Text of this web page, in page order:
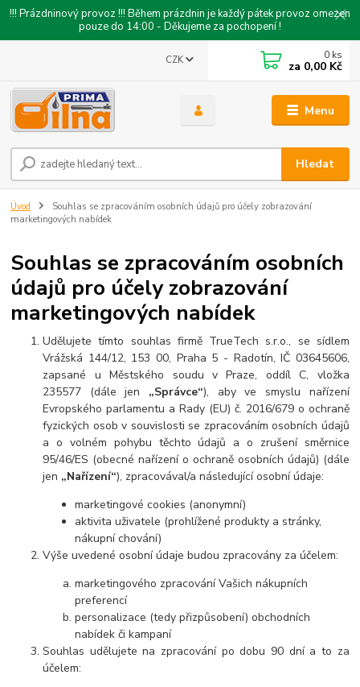
!!! Prázdninový provoz !!! Během prázdnin je každý pátek provoz omezen
pouze do 14:00 - Děkujeme za pochopení !
Menu
CZK
Hledat
0 ks
za 0,00 Kč
Úvod
Souhlas se zpracováním osobních údajů pro účely zobrazování
marketingových nabídek
Souhlas se zpracováním osobních
údajů pro účely zobrazování
marketingových nabídek
Udělujete tímto souhlas firmě TrueTech s.r.o., se sídlem
Vrážská 144/12, 153 00, Praha 5 - Radotín, IČ 03645606,
zapsané u Městského soudu v Praze, oddíl C, vložka
235577 (dále jen „Správce“), aby ve smyslu nařízení
Evropského parlamentu a Rady (EU) č. 2016/679 o ochraně
fyzických osob v souvislosti se zpracováním osobních údajů
a o volném pohybu těchto údajů a o zrušení směrnice
95/46/ES (obecné nařízení o ochraně osobních údajů) (dále
jen „Nařízení“), zpracovával/a následující osobní údaje:
marketingové cookies (anonymní)
aktivita uživatele (prohlížené produkty a stránky,
nákupní chování)
Výše uvedené osobní údaje budou zpracovány za účelem:
marketingového zpracování Vašich nákupních
preferencí
personalizace (tedy přizpůsobení) obchodních
nabídek či kampaní
Souhlas udělujete na zpracování po dobu 90 dní a to za
účelem: